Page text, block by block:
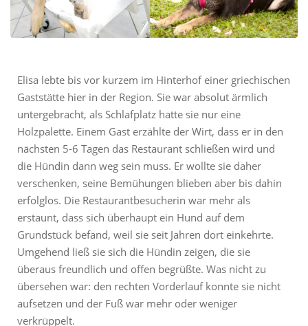
Elisa lebte bis vor kurzem im Hinterhof einer griechischen
Gaststätte hier in der Region. Sie war absolut ärmlich
untergebracht, als Schlafplatz hatte sie nur eine
Holzpalette. Einem Gast erzählte der Wirt, dass er in den
nächsten 5-6 Tagen das Restaurant schließen wird und
die Hündin dann weg sein muss. Er wollte sie daher
verschenken, seine Bemühungen blieben aber bis dahin
erfolglos. Die Restaurantbesucherin war mehr als
erstaunt, dass sich überhaupt ein Hund auf dem
Grundstück befand, weil sie seit Jahren dort einkehrte.
Umgehend ließ sie sich die Hündin zeigen, die sie
überaus freundlich und offen begrüßte. Was nicht zu
übersehen war: den rechten Vorderlauf konnte sie nicht
aufsetzen und der Fuß war mehr oder weniger
verkrüppelt.